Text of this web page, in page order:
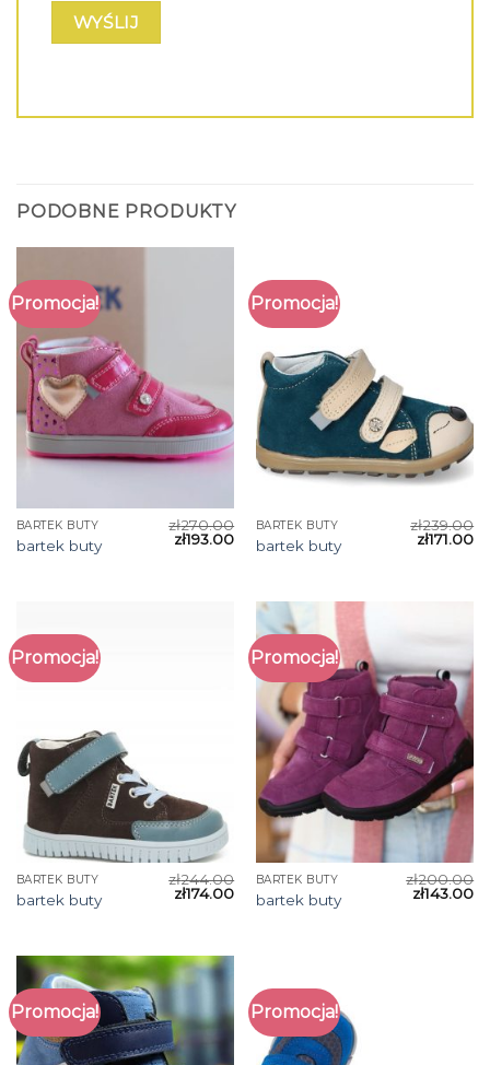
PODOBNE PRODUKTY
Promocja!
BARTEK BUTY
bartek buty
zł270.00
zł193.00
Promocja!
BARTEK BUTY
bartek buty
zł239.00
zł171.00
Promocja!
BARTEK BUTY
bartek buty
zł244.00
zł174.00
Promocja!
BARTEK BUTY
bartek buty
zł200.00
zł143.00
Promocja! Promocja!